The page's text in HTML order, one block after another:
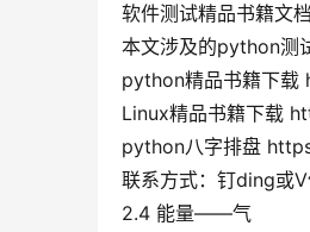
软件测试精品书籍文
本文涉及的python
python精品书籍下
Linux精品书籍下载
python八字排盘
联系方式：钉ding或
2.4 能量——气